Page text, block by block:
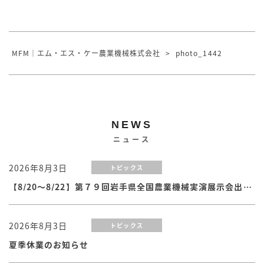
MFM｜エム・エス・ケー農業機械株式会社 > photo_1442
NEWS
ニュース
2026年8月3日 トピックス
【8/20～8/22】第７９回岩手県全国農業機械実演展示会出展のお知らせ
2026年8月3日 トピックス
夏季休業のお知らせ